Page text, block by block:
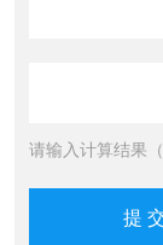
请输入计算结果